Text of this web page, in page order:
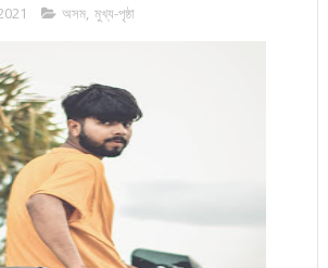
অসম, মুখ্য-পৃষ্ঠা